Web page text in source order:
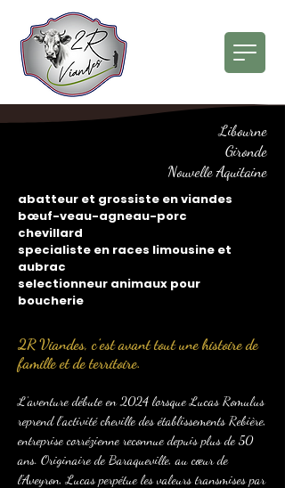
Libourne
Gironde
Nouvelle Aquitaine
abatteur et grossiste en viandes
bœuf-veau-agneau-porc
chevillard
specialiste en races limousine et
aubrac
selectionneur animaux pour
boucherie
2R Viandes, c’est avant tout une histoire de
famille et de territoire.
L’aventure débute en 2024 lorsque Lucas Romulus
reprend l’activité cheville des établissements Rebière,
entreprise corrézienne reconnue depuis plus de 50
ans. Originaire de Baraqueville, au cœur de
l’Aveyron, Lucas perpétue les valeurs transmises par